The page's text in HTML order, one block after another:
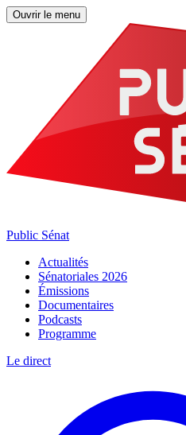
Ouvrir le menu
Public Sénat
Actualités
Sénatoriales 2026
Émissions
Documentaires
Podcasts
Programme
Le direct